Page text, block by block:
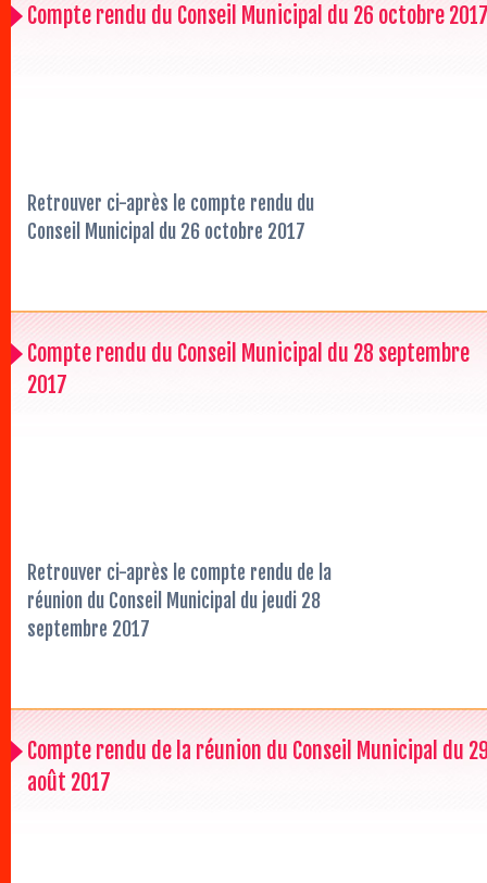
Compte rendu du Conseil Municipal du 26 octobre
Retrouver ci-après le compte rendu du
Conseil Municipal du 26 octobre 2017
Compte rendu du Conseil Municipal du 28 septembre
2017
Retrouver ci-après le compte rendu de la
réunion du Conseil Municipal du jeudi 28
septembre 2017
Compte rendu de la réunion du Conseil Municipal du
août 2017